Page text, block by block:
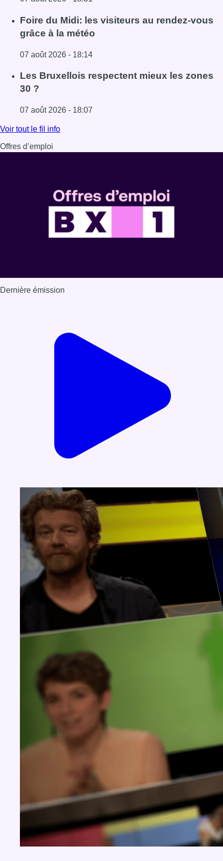
Lire l'article Pizza Nizar: un coup de pub inattendu grâce
Foire du Midi: les visiteurs au rendez-vous
grâce à la météo
07 août 2026 - 18:14
Lire l'article Foire du Midi: les visiteurs au rendez-vous
Les Bruxellois respectent mieux les zones
30 ?
07 août 2026 - 18:07
Lire l'article Les Bruxellois respectent mieux les zones 30
Voir tout le fil info
Offres d’emploi
Dernière émission